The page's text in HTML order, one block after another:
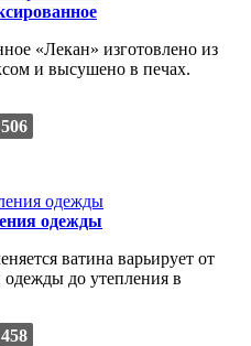
«Лекан» изготовлено из
и высушено в печах.
506
одежды
ватина варьирует от
одежды до утепления в
458